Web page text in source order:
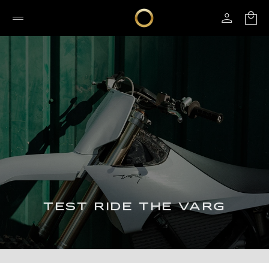
TEST RIDE THE VARG